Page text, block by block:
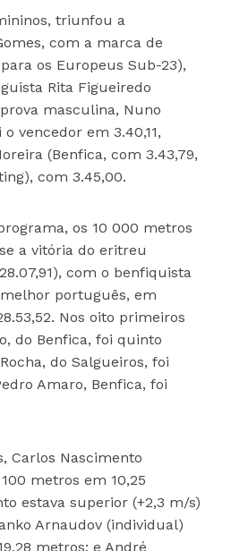
triunfou a
com a marca de
os Europeus Sub-23),
Rita Figueiredo
masculina, Nuno
vencedor em 3.40,11,
(Benfica, com 3.43,79,
com 3.45,00.
os 10 000 metros
a vitória do eritreu
com o benfiquista
português, em
Nos oito primeiros
do Benfica, foi quinto
do Salgueiros, foi
Amaro, Benfica, foi
Carlos Nascimento
metros em 10,25
estava superior (+2,3 m/s)
Arnaudov (individual)
metros; e André